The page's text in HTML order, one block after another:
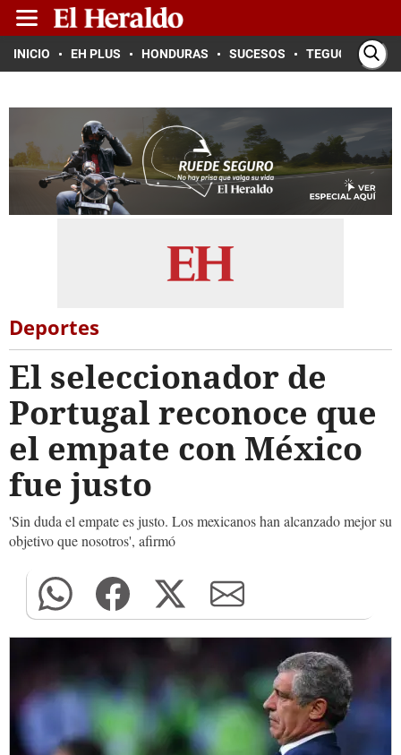
INICIO EH PLUS HONDURAS SUCESOS TEGUCIGALPA
Deportes
El seleccionador de
Portugal reconoce que
el empate con México
fue justo
'Sin duda el empate es justo. Los mexicanos han alcanzado mejor su
objetivo que nosotros', afirmó